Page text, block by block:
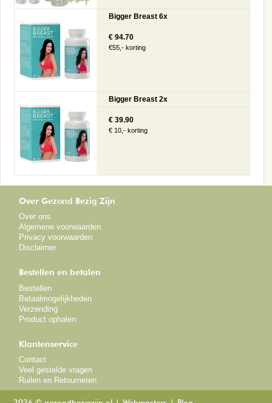
Bigger Breast 6x
€ 94.70
€55,- korting
Bigger Breast 2x
€ 39.90
€ 10,- korting
Over Gezond Bezig Zijn
Over ons
Algemene voorwaarden
Privacy voorwaarden
Disclaimer
Bestellen en betalen
Bestellen
Betaalmogelijkheden
Verzending
Product ophalen
Klantenservice
Contact
Veel gestelde vragen
Ruilen en Retourneren